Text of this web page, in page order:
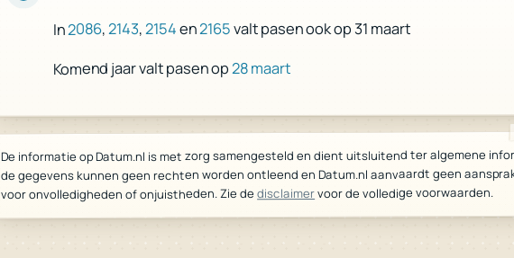
In2086,2143,2154en2165valt pasen ook op 31 maart
Komend jaar valt pasen op28 maart
De informatie op Datum.nl is met zorg samengesteld en dient uitsluitend ter algemene
de gegevens kunnen geen rechten worden ontleend en Datum.nl aanvaardt geen
voor onvolledigheden of onjuistheden. Zie dedisclaimervoor de volledige voorwaarden.